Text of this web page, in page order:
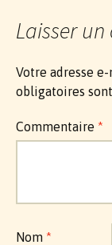
Laisser
Votre adresse
obligatoires
Commentaire *
Nom *